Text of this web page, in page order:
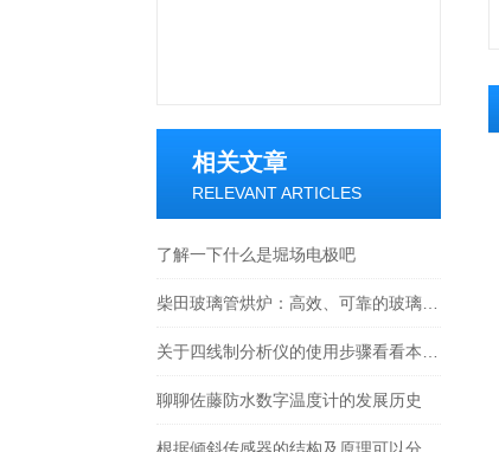
相关文章
RELEVANT ARTICLES
了解一下什么是堀场电极吧
聊聊佐藤防水数字温度计的发展历史